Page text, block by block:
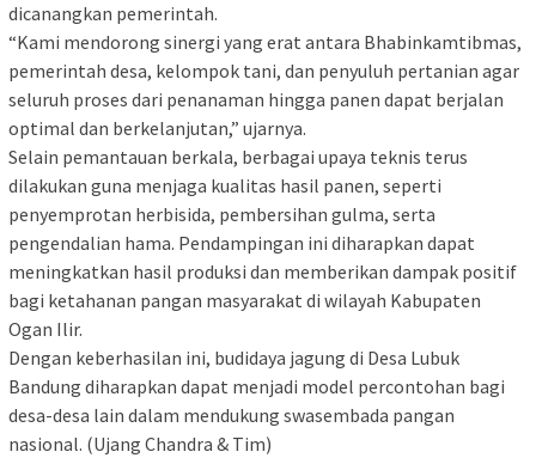
dicanangkan pemerintah.
“Kami mendorong sinergi yang erat antara Bhabinkamtibmas,
pemerintah desa, kelompok tani, dan penyuluh pertanian agar
seluruh proses dari penanaman hingga panen dapat berjalan
optimal dan berkelanjutan,” ujarnya.
Selain pemantauan berkala, berbagai upaya teknis terus
dilakukan guna menjaga kualitas hasil panen, seperti
penyemprotan herbisida, pembersihan gulma, serta
pengendalian hama. Pendampingan ini diharapkan dapat
meningkatkan hasil produksi dan memberikan dampak positif
bagi ketahanan pangan masyarakat di wilayah Kabupaten
Ogan Ilir.
Dengan keberhasilan ini, budidaya jagung di Desa Lubuk
Bandung diharapkan dapat menjadi model percontohan bagi
desa-desa lain dalam mendukung swasembada pangan
nasional. (Ujang Chandra & Tim)